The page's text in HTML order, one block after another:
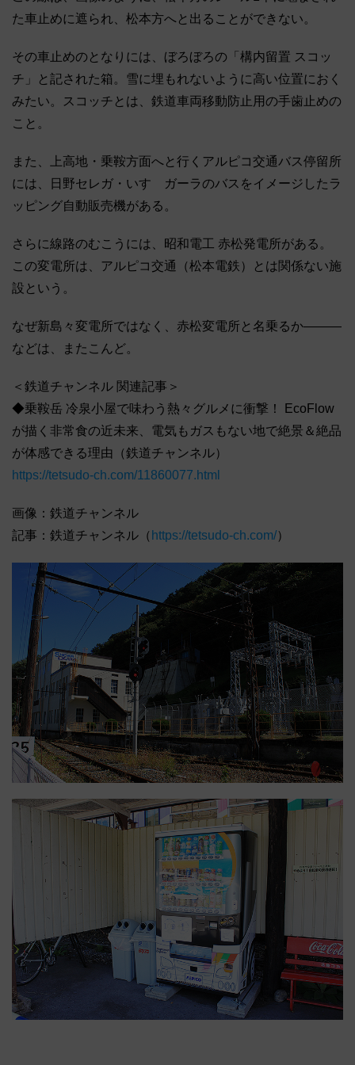
た車止めに遮られ、松本方へと出ることができない。
その車止めのとなりには、ぼろぼろの「構内留置 スコッ
チ」と記された箱。雪に埋もれないように高い位置におく
みたい。スコッチとは、鉄道車両移動防止用の手歯止めの
こと。
また、上高地・乗鞍方面へと行くアルピコ交通バス停留所
には、日野セレガ・いすゞガーラのバスをイメージしたラ
ッピング自動販売機がある。
さらに線路のむこうには、昭和電工 赤松発電所がある。
この変電所は、アルピコ交通（松本電鉄）とは関係ない施
設という。
なぜ新島々変電所ではなく、赤松変電所と名乗るか―――
などは、またこんど。
＜鉄道チャンネル 関連記事＞
◆乗鞍岳 冷泉小屋で味わう熱々グルメに衝撃！ EcoFlow
が描く非常食の近未来、電気もガスもない地で絶景＆絶品
が体感できる理由（鉄道チャンネル）
https://tetsudo-ch.com/11860077.html
画像：鉄道チャンネル
記事：鉄道チャンネル（ https://tetsudo-ch.com/）